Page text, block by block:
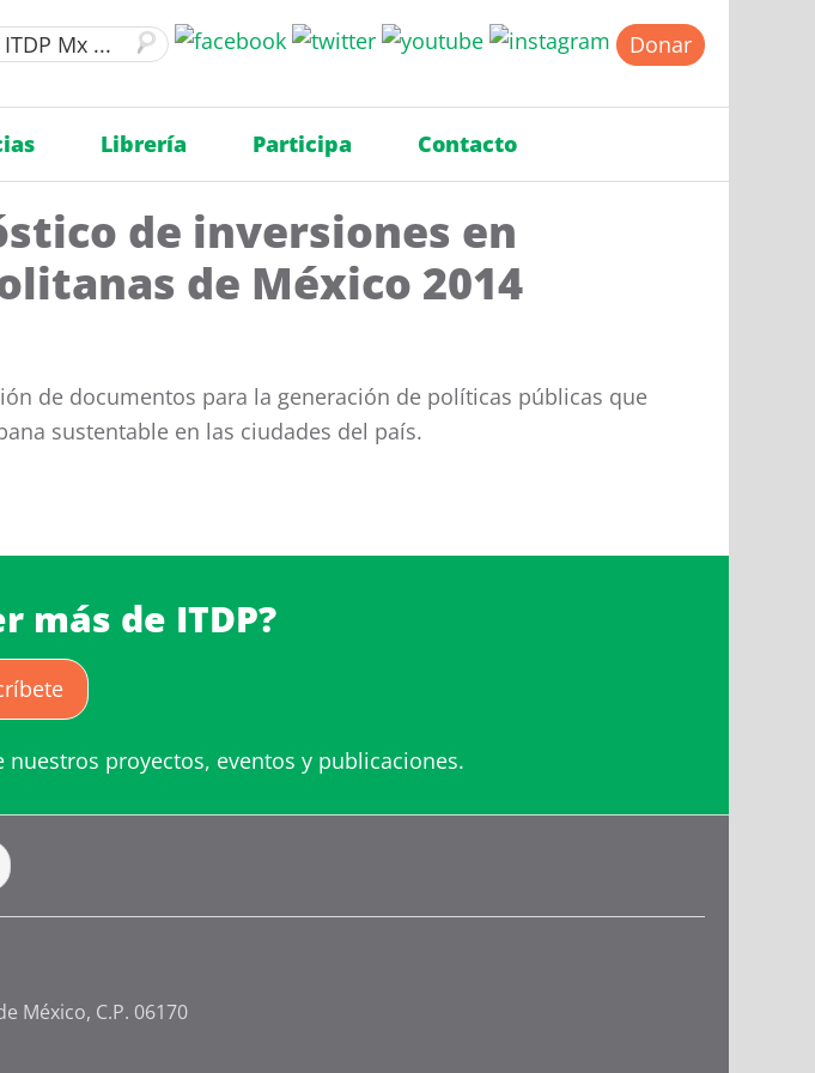
Donar
Librería Participa Contacto
de inversiones en
de México 2014
de documentos para la generación de políticas públicas que
sustentable en las ciudades del país.
más de ITDP?
proyectos, eventos y publicaciones.
México, C.P. 06170